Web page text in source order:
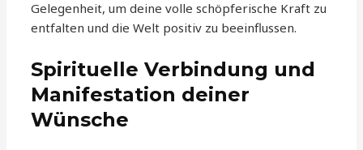
Gelegenheit, um deine volle schöpferische Kraft zu
entfalten und die Welt positiv zu beeinflussen.
Spirituelle Verbindung und
Manifestation deiner
Wünsche